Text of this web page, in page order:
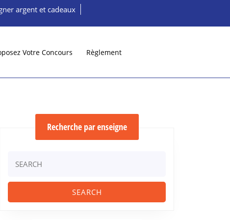
argent et cadeaux
Votre Concours Règlement
Recherche par enseigne
for: